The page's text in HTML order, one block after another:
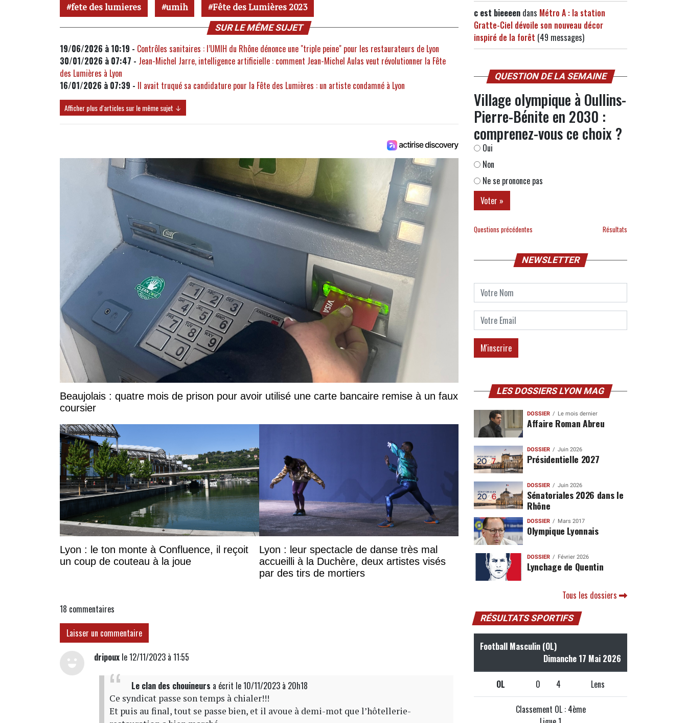
fete des lumieres umih Fête des Lumières 2023
SUR LE MÊME SUJET
19/06/2026 à 10:19 - Contrôles sanitaires : l’UMIH du Rhône dénonce une "triple peine" pour les restaurateurs de Lyon
30/01/2026 à 07:47 - Jean-Michel Jarre, intelligence artificielle : comment Jean-Michel Aulas veut révolutionner la Fête
des Lumières à Lyon
16/01/2026 à 07:39 - Il avait truqué sa candidature pour la Fête des Lumières : un artiste condamné à Lyon
Afficher plus d'articles sur le même sujet ↓
Beaujolais : quatre mois de prison pour avoir utilisé une carte bancaire remise à un faux
coursier
Lyon : le ton monte à Confluence, il reçoit
un coup de couteau à la joue
Lyon : leur spectacle de danse très mal
accueilli à la Duchère, deux artistes visés
par des tirs de mortiers
18 commentaires
Laisser un commentaire
dripoux le 12/11/2023 à 11:55
Le clan des chouineurs a écrit le 10/11/2023 à 20h18
Ce syndicat passe son temps à chialer!!!
Et puis au final, tout se passe bien, et il avoue à demi-mot que l’hôtellerie-
c est bieeeen dans Métro A : la station
Gratte-Ciel dévoile son nouveau décor
inspiré de la forêt (49 messages)
QUESTION DE LA SEMAINE
Village olympique à Oullins-
Pierre-Bénite en 2030 :
comprenez-vous ce choix ?
Oui
Non
Ne se prononce pas
Questions précédentes Résultats
NEWSLETTER
LES DOSSIERS LYON MAG
DOSSIER Le mois dernier
Affaire Roman Abreu
DOSSIER Juin 2026
Présidentielle 2027
DOSSIER Juin 2026
Sénatoriales 2026 dans le
Rhône
DOSSIER Mars 2017
Olympique Lyonnais
DOSSIER Février 2026
Lynchage de Quentin
Tous les dossiers
RÉSULTATS SPORTIFS
Football Masculin (OL)
Dimanche 17 Mai 2026
OL 0 4 Lens
Classement OL : 4ème